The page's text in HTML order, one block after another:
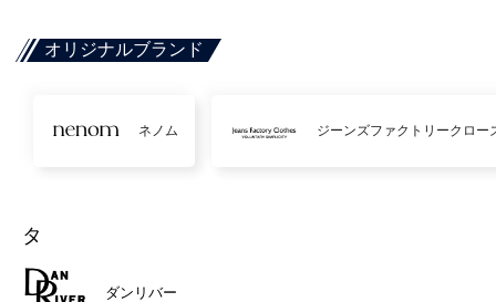
オリジナルブランド
ネノム ジーンズファクトリークロー
タ
ダンリバー